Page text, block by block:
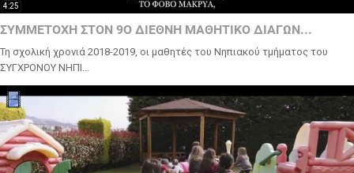
4:25
ΣΥΜΜΕΤΟΧΗ ΣΤΟΝ 9Ο ΔΙΕΘΝΗ ΜΑΘΗΤΙΚΟ ΔΙΑΓΩΝ...
Τη σχολική χρονιά 2018-2019, οι μαθητές του Νηπιακού τμήματος του
ΣΥΓΧΡΟΝΟΥ ΝΗΠΙ...